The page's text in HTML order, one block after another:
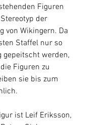
Figuren
der
von Wikingern. Da
Staffel nur so
gepeitscht werden,
Figuren zu
sie bis zum
ist Leif Eriksson,